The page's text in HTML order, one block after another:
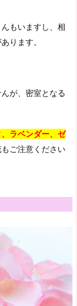
もいますし、相
ります。
が、密室となる
ラベンダー、ゼ
ご注意ください